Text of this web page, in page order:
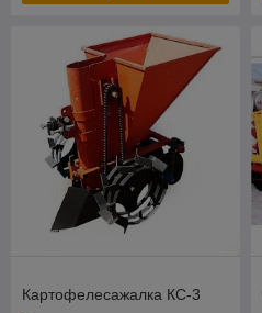
Картофелесажалка КС-3